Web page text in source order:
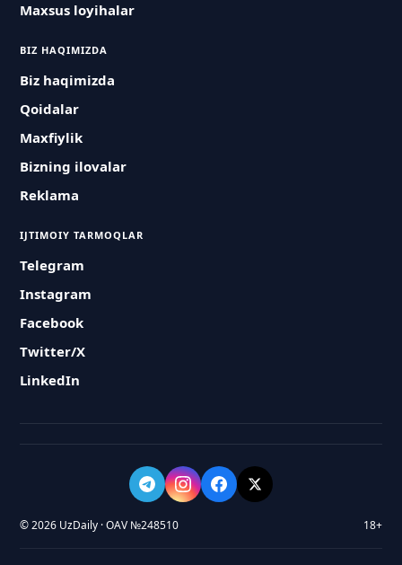
Maxsus loyihalar
BIZ HAQIMIZDA
Biz haqimizda
Qoidalar
Maxfiylik
Bizning ilovalar
Reklama
IJTIMOIY TARMOQLAR
Telegram
Instagram
Facebook
Twitter/X
LinkedIn
© 2026 UzDaily · OAV №248510 18+